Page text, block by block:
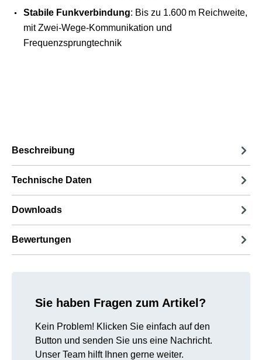
Stabile Funkverbindung: Bis zu 1.600 m Reichweite,
mit Zwei-Wege-Kommunikation und
Frequenzsprungtechnik
Beschreibung
Technische Daten
Downloads
Bewertungen
Sie haben Fragen zum Artikel?
Kein Problem! Klicken Sie einfach auf den
Button und senden Sie uns eine Nachricht.
Unser Team hilft Ihnen gerne weiter.